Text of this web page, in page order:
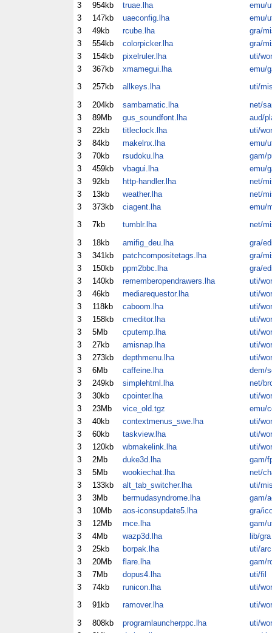
3
954kb truae.lha
emu/
3
147kb uaeconfig.lha
emu/
3
49kb rcube.lha
gra/
3
554kb colorpicker.lha
gra/
3
154kb pixelruler.lha
uti/wor
3
367kb xmamegui.lha
emu/
3
257kb allkeys.lha
uti/
3
204kb sambamatic.lha
net/
3
89Mb gus_soundfont.lha
aud/
3
22kb titleclock.lha
uti/wor
3
84kb makelnx.lha
emu/
3
70kb rsudoku.lha
gam/
3
459kb vbagui.lha
emu/
3
92kb http-handler.lha
net/
3
13kb weather.lha
net/
3
373kb ciagent.lha
emu/
3
7kb tumblr.lha
net/
3
18kb amifig_deu.lha
gra/
3
341kb patchcompositetags.lha
gra/
3
150kb ppm2bbc.lha
gra/
3
140kb rememberopendrawers.lha
uti/wor
3
46kb mediarequestor.lha
uti/wor
3
118kb caboom.lha
uti/wor
3
158kb cmeditor.lha
uti/wor
3
5Mb cputemp.lha
uti/wor
3
27kb amisnap.lha
uti/wor
3
273kb depthmenu.lha
uti/wor
3
6Mb caffeine.lha
dem/
3
249kb simplehtml.lha
net/
3
30kb cpointer.lha
uti/wor
3
23Mb vice_old.tgz
emu/
3
40kb contextmenus_swe.lha
uti/wor
3
60kb taskview.lha
uti/wor
3
120kb wbmakelink.lha
uti/wor
3
2Mb duke3d.lha
gam/
3
5Mb wookiechat.lha
net/
3
133kb alt_tab_switcher.lha
uti/
3
3Mb bermudasyndrome.lha
gam/
3
10Mb aos-iconsupdate5.lha
gra/
3
12Mb mce.lha
gam/
3
4Mb wazp3d.lha
lib/gra
3
25kb borpak.lha
uti/arc
3
20Mb flare.lha
gam/
3
7Mb dopus4.lha
uti/fil
3
74kb runicon.lha
uti/wor
3
91kb ramover.lha
uti/wor
3
808kb programlauncherppc.lha
uti/wor